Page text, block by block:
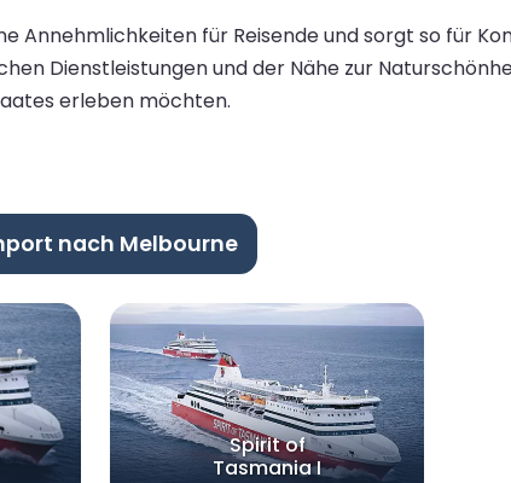
Annehmlichkeiten für Reisende und sorgt so für
Dienstleistungen und der Nähe zur
erleben möchten.
nach Melbourne
Spirit of
Tasmania I